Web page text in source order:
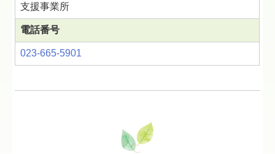
支援事業所
電話番号
023-665-5901